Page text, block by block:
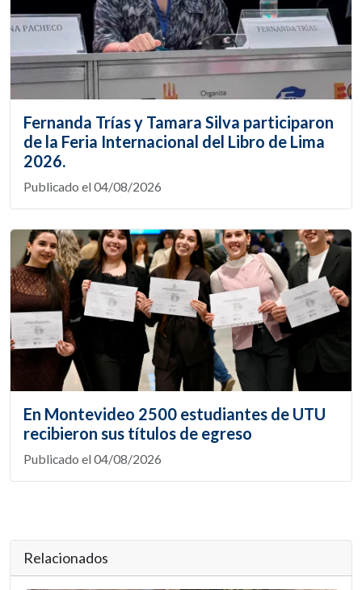
Fernanda Trías y Tamara Silva participaron
de la Feria Internacional del Libro de Lima
2026.
Publicado el 04/08/2026
En Montevideo 2500 estudiantes de UTU
recibieron sus títulos de egreso
Publicado el 04/08/2026
Relacionados